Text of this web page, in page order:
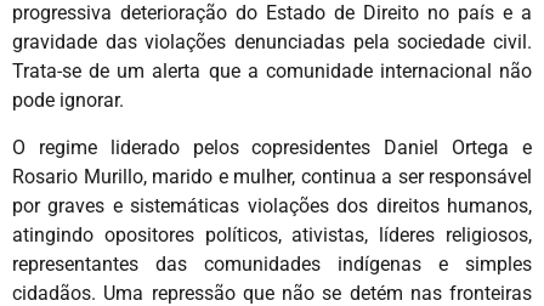
progressiva deterioração do Estado de Direito no país e a
gravidade das violações denunciadas pela sociedade civil.
Trata-se de um alerta que a comunidade internacional não
pode ignorar.
O regime liderado pelos copresidentes Daniel Ortega e
Rosario Murillo, marido e mulher, continua a ser responsável
por graves e sistemáticas violações dos direitos humanos,
atingindo opositores políticos, ativistas, líderes religiosos,
representantes das comunidades indígenas e simples
cidadãos. Uma repressão que não se detém nas fronteiras